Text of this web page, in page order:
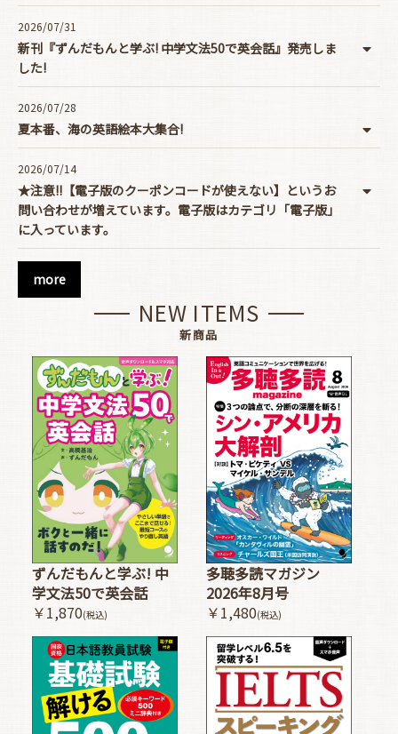
2026/07/31
新刊『ずんだもんと学ぶ! 中学文法50で英会話』発売しま
した!
2026/07/28
夏本番、海の英語絵本大集合!
2026/07/14
★注意!!【電子版のクーポンコードが使えない】というお
問い合わせが増えています。電子版はカテゴリ「電子版」
に入っています。
more
NEW ITEMS
新商品
ずんだもんと学ぶ! 中
学文法50で英会話
￥1,870(税込)
多聴多読マガジン
2026年8月号
￥1,480(税込)